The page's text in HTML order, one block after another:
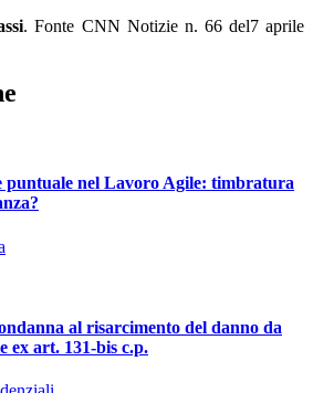
. Fonte CNN Notizie n. 66 del7 aprile
puntuale nel Lavoro Agile: timbratura
al risarcimento del danno da
ex art. 131-bis c.p.